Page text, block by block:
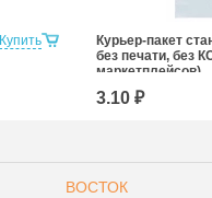
Купить
Курьер-пакет
без печати, без
маркетплейсов)
160x240+30к/5
3.10 ₽
ВОСТОК